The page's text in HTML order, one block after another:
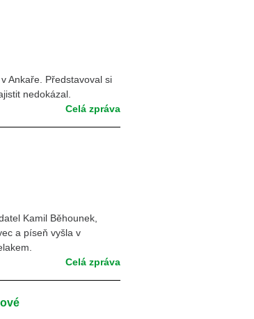
Ankaře. Představoval si
nedokázal.
Celá zpráva
Kamil Běhounek,
a píseň vyšla v
Celá zpráva